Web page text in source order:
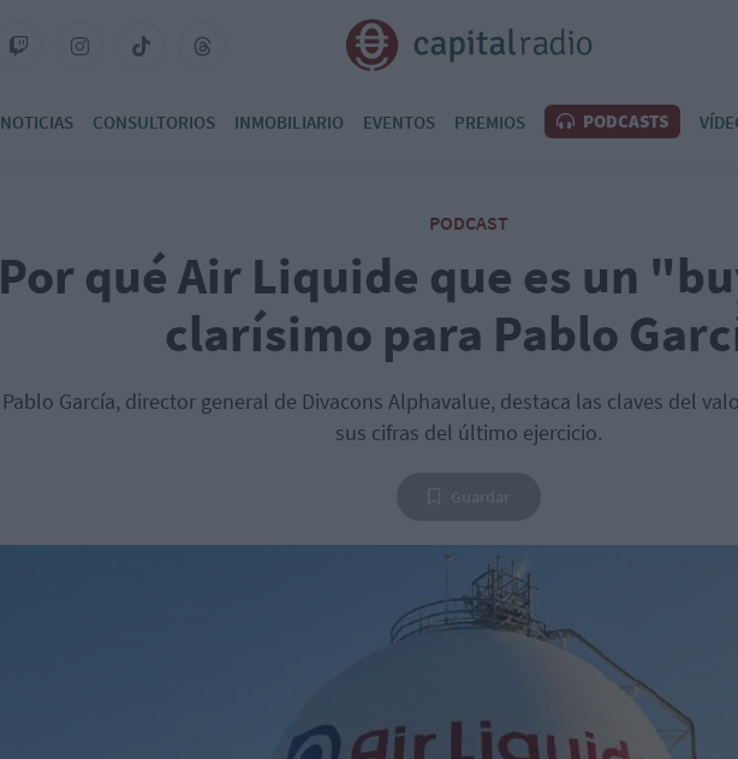
NOTICIAS CONSULTORIOS INMOBILIARIO EVENTOS PREMIOS PODCASTS
PODCAST
Por qué Air Liquide que es un
clarísimo para Pablo
Pablo García, director general de Divacons Alphavalue, destaca las claves del
sus cifras del último ejercicio.